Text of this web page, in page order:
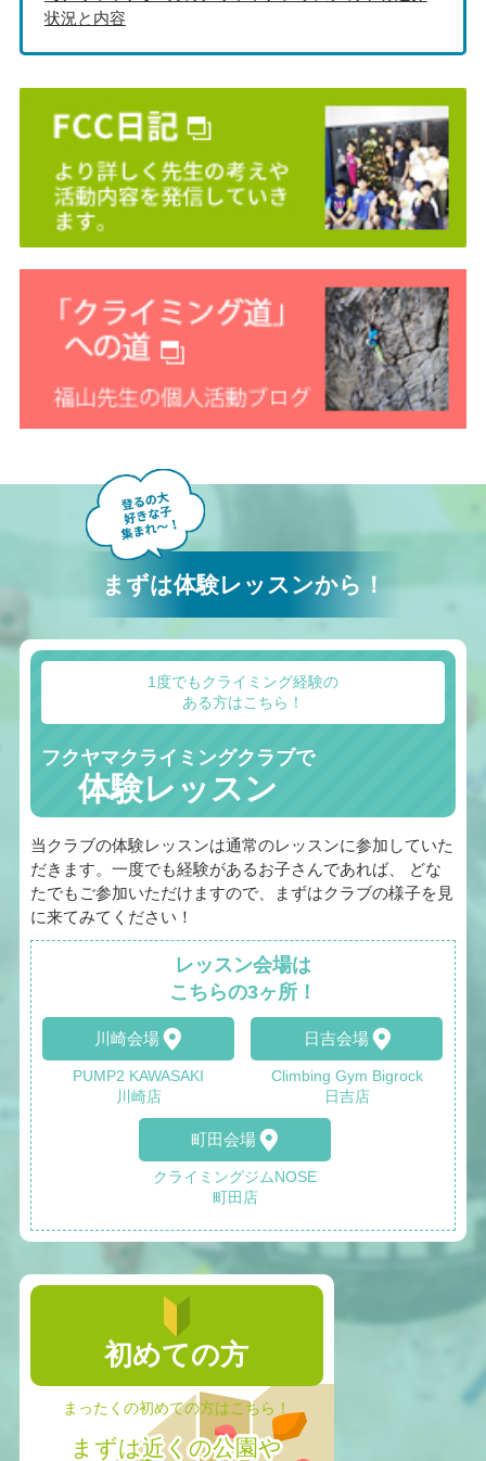
状況と内容
まずは体験レッスンから！
1度でもクライミング経験の
ある方はこちら！
フクヤマクライミングクラブで
体験レッスン
当クラブの体験レッスンは通常のレッスンに参加していた
だきます。一度でも経験があるお子さんであれば、 どな
たでもご参加いただけますので、まずはクラブの様子を見
に来てみてください！
レッスン会場は
こちらの3ヶ所！
川崎会場
PUMP2 KAWASAKI
川崎店
日吉会場
Climbing Gym Bigrock
日吉店
町田会場
クライミングジムNOSE
町田店
初めての方
まったくの初めての方はこちら！
まずは近くの公園や